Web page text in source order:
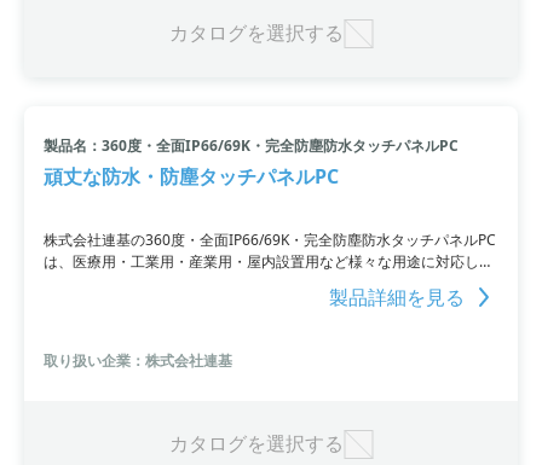
カタログを選択する
製品名：360度・全面IP66/69K・完全防塵防水タッチパネルPC
頑丈な防水・防塵タッチパネルPC
株式会社連基の360度・全面IP66/69K・完全防塵防水タッチパネルPC
は、医療用・工業用・産業用・屋内設置用など様々な用途に対応して
います。過酷な環境下でも安心して利用できる製品で、５線抵抗膜式/
投影型静電容量式のタッチパネルPCを提供。豊富な液晶サイズのライ
製品詳細を見る
取り扱い企業：株式会社連基
カタログを選択する